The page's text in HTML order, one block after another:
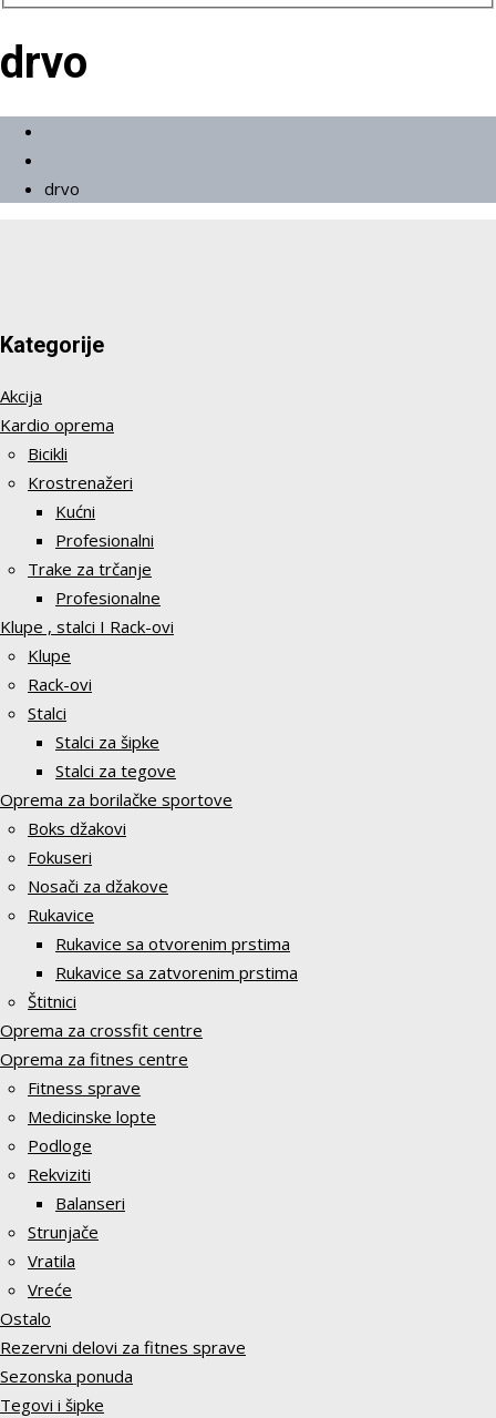
drvo
drvo
Kategorije
Akcija
Kardio oprema
Bicikli
Krostrenažeri
Kućni
Profesionalni
Trake za trčanje
Profesionalne
Klupe , stalci I Rack-ovi
Klupe
Rack-ovi
Stalci
Stalci za šipke
Stalci za tegove
Oprema za borilačke sportove
Boks džakovi
Fokuseri
Nosači za džakove
Rukavice
Rukavice sa otvorenim prstima
Rukavice sa zatvorenim prstima
Štitnici
Oprema za crossfit centre
Oprema za fitnes centre
Fitness sprave
Medicinske lopte
Podloge
Rekviziti
Balanseri
Strunjače
Vratila
Vreće
Ostalo
Rezervni delovi za fitnes sprave
Sezonska ponuda
Tegovi i šipke